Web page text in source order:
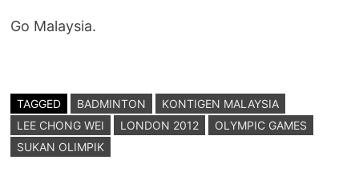
Go Malaysia.
TAGGED BADMINTON
KONTIGEN MALAYSIA
LEE CHONG WEI
LONDON 2012
OLYMPIC GAMES
SUKAN OLIMPIK